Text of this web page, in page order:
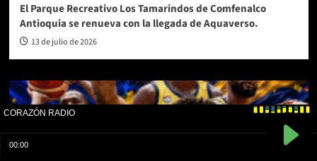
El Parque Recreativo Los Tamarindos de Comfenalco
Antioquia se renueva con la llegada de Aquaverso.
13 de julio de 2026